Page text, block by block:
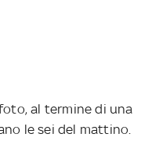
al termine di una
le sei del mattino.